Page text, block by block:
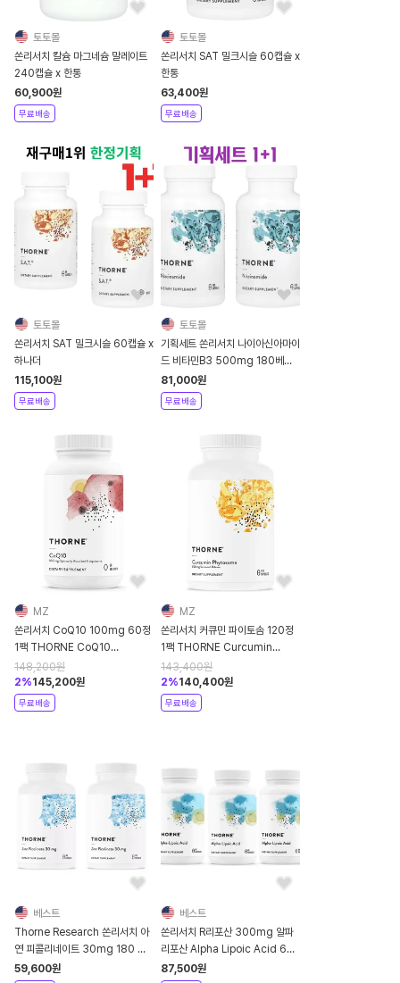
토토몰
쏜리서치 칼슘 마그네슘 말레이트
240캡슐 x 한통
60,900원
무료배송
토토몰
쏜리서치 SAT 밀크시슬 60캡슐 x
한통
63,400원
무료배송
토토몰
쏜리서치 SAT 밀크시슬 60캡슐 x
하나더
115,100원
무료배송
토토몰
기획세트 쏜리서치 나이아신아마이
드 비타민B3 500mg 180베지
캡슐 x 2개
81,000원
무료배송
MZ
쏜리서치 CoQ10 100mg 60정
1팩 THORNE CoQ10
Formerly Q-Best 100 -
100mg Optimally Ab
148,200원
2%145,200원
무료배송
MZ
쏜리서치 커큐민 파이토솜 120정
1팩 THORNE Curcumin
Phytosome 500 mg Meriva
- Sustained Rel
143,400원
2%140,400원
무료배송
베스트
Thorne Research 쏜리서치 아
연 피콜리네이트 30mg 180 캡
슐 *H00173_2
59,600원
베스트
쏜리서치 R리포산 300mg 알파
리포산 Alpha Lipoic Acid 60
캡슐 *H00021_3
87,500원